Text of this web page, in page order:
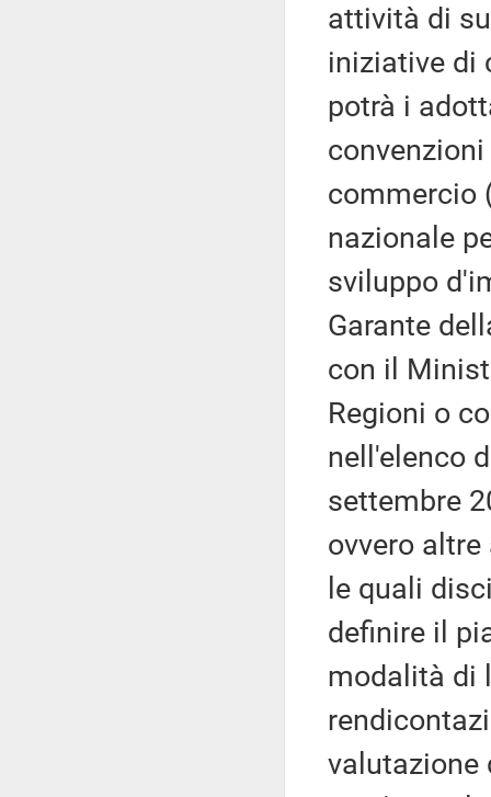
attività di
iniziative di
potrà i
commercio
nazionale
sviluppo
Garante
con il
Regioni o
nell'elenco
settembre
ovvero
le quali
definire il
modalità di
valutazione